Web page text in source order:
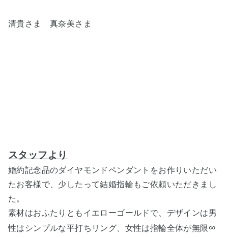
清貴さま 真奈美さま
スタッフより
婚約記念品のダイヤモンドペンダントをお作りいただい
たお客様で、少したって結婚指輪もご依頼いただきまし
た。
素材はおふたりともイエローゴールドで、デザインは男
性はシンプルな平打ちリング、女性は指輪全体が無限∞